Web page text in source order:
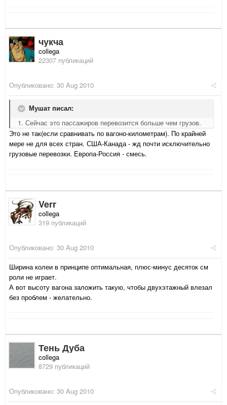
чукча
collega
22307 публикаций
Опубликовано: 30 Aug 2010
Мушат писал:
1. Сейчас это пассажиров перевозится больше чем грузов.
Это не так(если сравнивать по вагоно-километрам). По крайней
мере не для всех стран. США-Канада - жд почти исключительно
грузовые перевозки. Европа-Россия - смесь.
Verr
collega
319 публикаций
Опубликовано: 30 Aug 2010
Ширина колеи в принципе оптимальная, плюс-минус десяток см
роли не играет.
А вот высоту вагона заложить такую, чтобы двухэтажный влезал
без проблем - желательно.
Тень Дуба
collega
8729 публикаций
Опубликовано: 30 Aug 2010